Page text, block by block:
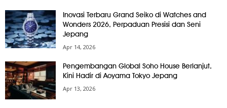
Inovasi Terbaru Grand Seiko di Watches and
Wonders 2026, Perpaduan Presisi dan Seni
Jepang
Apr 14, 2026
Pengembangan Global Soho House Berlanjut,
Kini Hadir di Aoyama Tokyo Jepang
Apr 13, 2026